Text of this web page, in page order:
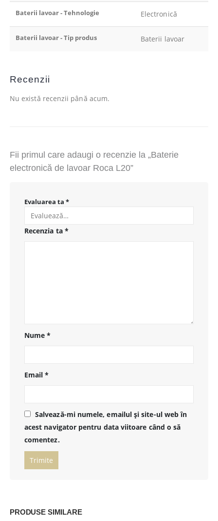
Baterii lavoar - Tehnologie Electronică
Baterii lavoar - Tip produs Baterii lavoar
Recenzii
Nu există recenzii până acum.
Fii primul care adaugi o recenzie la „Baterie
electronică de lavoar Roca L20”
Evaluarea ta *
Recenzia ta *
Nume*
Email*
Salvează-mi numele, emailul și site-ul web în
acest navigator pentru data viitoare când o să
comentez.
PRODUSE SIMILARE